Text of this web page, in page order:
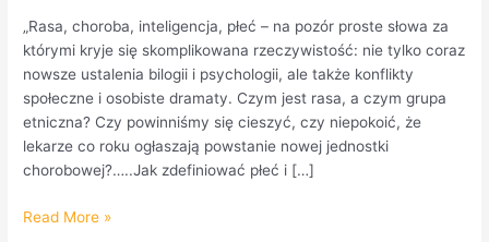
„Rasa, choroba, inteligencja, płeć – na pozór proste słowa za
którymi kryje się skomplikowana rzeczywistość: nie tylko coraz
nowsze ustalenia bilogii i psychologii, ale także konflikty
społeczne i osobiste dramaty. Czym jest rasa, a czym grupa
etniczna? Czy powinniśmy się cieszyć, czy niepokoić, że
lekarze co roku ogłaszają powstanie nowej jednostki
chorobowej?…..Jak zdefiniować płeć i […]
Read More »